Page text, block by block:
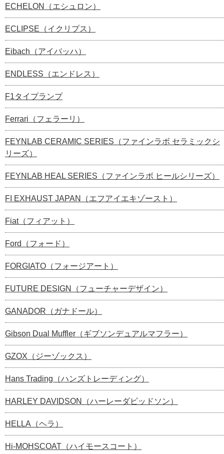
ECHELON（エシュロン）
ECLIPSE（イクリプス）
Eibach（アイバッハ）
ENDLESS（エンドレス）
F1タイプランプ
Ferrari（フェラーリ）
FEYNLAB CERAMIC SERIES（ファインラボ セラミックシ
リーズ）
FEYNLAB HEAL SERIES（ファインラボ ヒールシリーズ）
FI EXHAUST JAPAN（エフアイエキゾースト）
Fiat（フィアット）
Ford（フォード）
FORGIATO（フォージアート）
FUTURE DESIGN（フューチャーデザイン）
GANADOR（ガナドール）
Gibson Dual Muffler（ギブソンデュアルマフラー）
GZOX（ジーゾックス）
Hans Trading（ハンズトレーディング）
HARLEY DAVIDSON（ハーレーダビッドソン）
HELLA（ヘラ）
Hi-MOHSCOAT（ハイモースコート）